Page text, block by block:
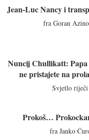
Jean-Luc Nancy i
fra Goran
Nuncij Chullikatt: Papa
ne pristajete na
Svjetlo riječi
Prokoš…
fra Janko